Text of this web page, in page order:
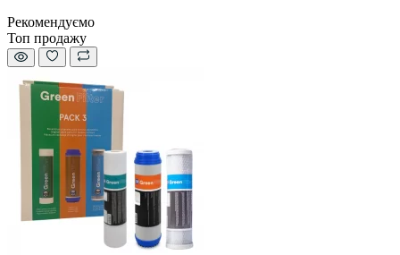
Рекомендуємо
Топ продажу